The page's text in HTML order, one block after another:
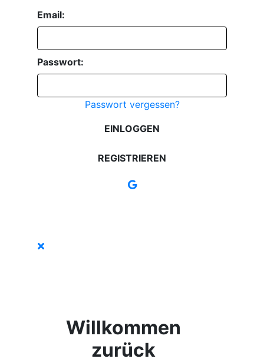
Email:
Passwort:
Passwort vergessen?
EINLOGGEN
REGISTRIEREN
Willkommen
zurück